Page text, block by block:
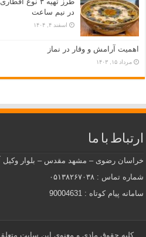
در نیم ساعت
اسفند ۴, ۱۴۰۴
اهمیت آرامش و وقار در نماز
مرداد ۱۵, ۱۴۰۳
ارتباط با ما
خراسان رضوی – مشهد مقدس – بلوار وکیل
شماره تماس : ۰۵۱۳۸۲۶۷۰۳۸
سامانه پیام کوتاه : 90004631
کلیه حقوق مادی و معنوی این سایت متعلق